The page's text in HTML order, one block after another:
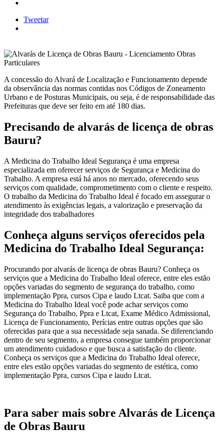
Tweetar
A concessão do Alvará de Localização e Funcionamento depende
da observância das normas contidas nos Códigos de Zoneamento
Urbano e de Posturas Municipais, ou seja, é de responsabilidade das
Prefeituras que deve ser feito em até 180 dias.
Precisando de alvarás de licença de obras
Bauru?
A Medicina do Trabalho Ideal Segurança é uma empresa
especializada em oferecer serviços de Segurança e Medicina do
Trabalho. A empresa está há anos no mercado, oferecendo seus
serviços com qualidade, comprometimento com o cliente e respeito.
O trabalho da Medicina do Trabalho Ideal é focado em assegurar o
atendimento às exigências legais, a valorização e preservação da
integridade dos trabalhadores
Conheça alguns serviços oferecidos pela
Medicina do Trabalho Ideal Segurança:
Procurando por alvarás de licença de obras Bauru? Conheça os
serviços que a Medicina do Trabalho Ideal oferece, entre eles estão
opções variadas do segmento de segurança do trabalho, como
implementação Ppra, cursos Cipa e laudo Ltcat. Saiba que com a
Medicina do Trabalho Ideal você pode achar serviços como
Segurança do Trabalho, Ppra e Ltcat, Exame Médico Admissional,
Licença de Funcionamento, Perícias entre outras opções que são
oferecidas para que a sua necessidade seja sanada. Se diferenciando
dentro de seu segmento, a empresa consegue também proporcionar
um atendimento cuidadoso e que busca a satisfação do cliente.
Conheça os serviços que a Medicina do Trabalho Ideal oferece,
entre eles estão opções variadas do segmento de estética, como
implementação Ppra, cursos Cipa e laudo Ltcat.
Para saber mais sobre Alvarás de Licença
de Obras Bauru